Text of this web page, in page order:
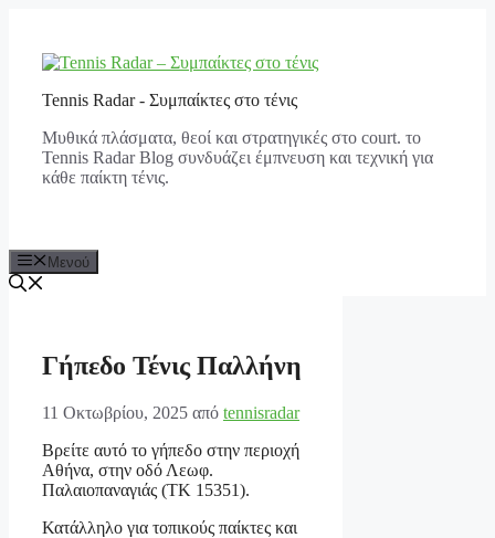
περιεχόμενο
Tennis Radar - Συμπαίκτες στο τένις
Μυθικά πλάσματα, θεοί και στρατηγικές στο court. το
Tennis Radar Blog συνδυάζει έμπνευση και τεχνική για
κάθε παίκτη τένις.
Μενού
Γήπεδο Τένις Παλλήνη
11 Οκτωβρίου, 2025 από tennisradar
Βρείτε αυτό το γήπεδο στην περιοχή
Αθήνα, στην οδό Λεωφ.
Παλαιοπαναγιάς (ΤΚ 15351).
Κατάλληλο για τοπικούς παίκτες και